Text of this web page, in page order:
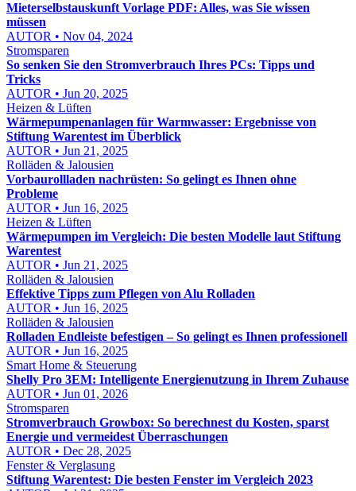
Mieterselbstauskunft Vorlage PDF: Alles, was Sie wissen
müssen
AUTOR • Nov 04, 2024
Stromsparen
So senken Sie den Stromverbrauch Ihres PCs: Tipps und
Tricks
AUTOR • Jun 20, 2025
Heizen & Lüften
Wärmepumpenanlagen für Warmwasser: Ergebnisse von
Stiftung Warentest im Überblick
AUTOR • Jun 21, 2025
Rolläden & Jalousien
Vorbaurollladen nachrüsten: So gelingt es Ihnen ohne
Probleme
AUTOR • Jun 16, 2025
Heizen & Lüften
Wärmepumpen im Vergleich: Die besten Modelle laut Stiftung
Warentest
AUTOR • Jun 21, 2025
Rolläden & Jalousien
Effektive Tipps zum Pflegen von Alu Rolladen
AUTOR • Jun 16, 2025
Rolläden & Jalousien
Rolladen Endleiste befestigen – So gelingt es Ihnen professionell
AUTOR • Jun 16, 2025
Smart Home & Steuerung
Shelly Pro 3EM: Intelligente Energienutzung in Ihrem Zuhause
AUTOR • Jun 01, 2026
Stromsparen
Stromverbrauch Growbox: So berechnest du Kosten, sparst
Energie und vermeidest Überraschungen
AUTOR • Dec 28, 2025
Fenster & Verglasung
Stiftung Warentest: Die besten Fenster im Vergleich 2023